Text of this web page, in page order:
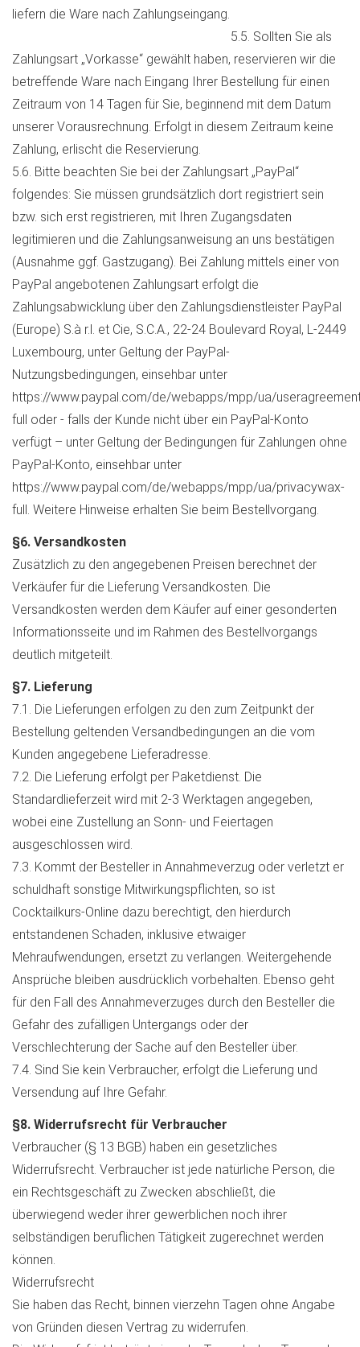
liefern die Ware nach Zahlungseingang.
5.5. Sollten Sie als
Zahlungsart „Vorkasse“ gewählt haben, reservieren wir die
betreffende Ware nach Eingang Ihrer Bestellung für einen
Zeitraum von 14 Tagen für Sie, beginnend mit dem Datum
unserer Vorausrechnung. Erfolgt in diesem Zeitraum keine
Zahlung, erlischt die Reservierung.
5.6. Bitte beachten Sie bei der Zahlungsart „PayPal“
folgendes: Sie müssen grundsätzlich dort registriert sein
bzw. sich erst registrieren, mit Ihren Zugangsdaten
legitimieren und die Zahlungsanweisung an uns bestätigen
(Ausnahme ggf. Gastzugang). Bei Zahlung mittels einer von
PayPal angebotenen Zahlungsart erfolgt die
Zahlungsabwicklung über den Zahlungsdienstleister PayPal
(Europe) S.à r.l. et Cie, S.C.A., 22-24 Boulevard Royal, L-2449
Luxembourg, unter Geltung der PayPal-
Nutzungsbedingungen, einsehbar unter
https://www.paypal.com/de/webapps/mpp/ua/
full oder - falls der Kunde nicht über ein PayPal-Konto
verfügt – unter Geltung der Bedingungen für Zahlungen ohne
PayPal-Konto, einsehbar unter
https://www.paypal.com/de/webapps/mpp/ua/privacywax-
full. Weitere Hinweise erhalten Sie beim Bestellvorgang.
§6. Versandkosten
Zusätzlich zu den angegebenen Preisen berechnet der
Verkäufer für die Lieferung Versandkosten. Die
Versandkosten werden dem Käufer auf einer gesonderten
Informationsseite und im Rahmen des Bestellvorgangs
deutlich mitgeteilt.
§7. Lieferung
7.1. Die Lieferungen erfolgen zu den zum Zeitpunkt der
Bestellung geltenden Versandbedingungen an die vom
Kunden angegebene Lieferadresse.
7.2. Die Lieferung erfolgt per Paketdienst. Die
Standardlieferzeit wird mit 2-3 Werktagen angegeben,
wobei eine Zustellung an Sonn- und Feiertagen
ausgeschlossen wird.
7.3. Kommt der Besteller in Annahmeverzug oder verletzt er
schuldhaft sonstige Mitwirkungspflichten, so ist
Cocktailkurs-Online dazu berechtigt, den hierdurch
entstandenen Schaden, inklusive etwaiger
Mehraufwendungen, ersetzt zu verlangen. Weitergehende
Ansprüche bleiben ausdrücklich vorbehalten. Ebenso geht
für den Fall des Annahmeverzuges durch den Besteller die
Gefahr des zufälligen Untergangs oder der
Verschlechterung der Sache auf den Besteller über.
7.4. Sind Sie kein Verbraucher, erfolgt die Lieferung und
Versendung auf Ihre Gefahr.
§8. Widerrufsrecht für Verbraucher
Verbraucher (§ 13 BGB) haben ein gesetzliches
Widerrufsrecht. Verbraucher ist jede natürliche Person, die
ein Rechtsgeschäft zu Zwecken abschließt, die
überwiegend weder ihrer gewerblichen noch ihrer
selbständigen beruflichen Tätigkeit zugerechnet werden
können.
Widerrufsrecht
Sie haben das Recht, binnen vierzehn Tagen ohne Angabe
von Gründen diesen Vertrag zu widerrufen.